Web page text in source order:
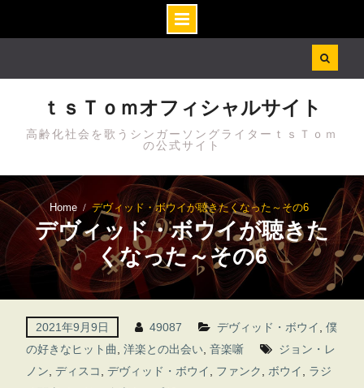
ｔｓＴｏｍオフィシャルサイト
高齢化社会を歌うシンガーソングライターｔｓＴｏｍ
の公式サイト
Home デヴィッド・ボウイが聴きたくなった～その6
デヴィッド・ボウイが聴きた
くなった～その6
2021年9月9日 49087 デヴィッド・ボウイ
僕
の好きなヒット曲
洋楽との出会い 音楽噺
ジョン・レ
ノン ディスコ デヴィッド・ボウイ ファンク ボウイ
ラジ